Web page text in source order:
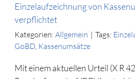
Einzelaufzeichnung von
verpflichtet
Kategorien: Allgemein | Tags:
GoBD Kassenumsätze
Mit einem aktuellen Urteil (X R